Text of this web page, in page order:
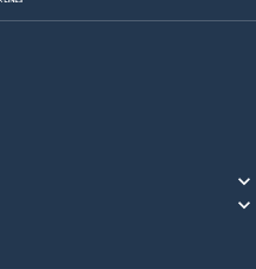
expand_more
expand_more